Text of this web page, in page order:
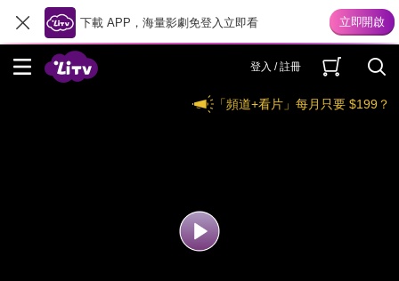
下載 APP，海量影劇免登入立即看
登入 / 註冊
「頻道+看片」每月只要 $199？